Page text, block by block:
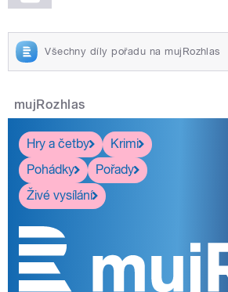
Všechny díly pořadu na mujRozhlas
mujRozhlas
Hry a četby
Krimi
Pohádky
Pořady
Živé vysílání